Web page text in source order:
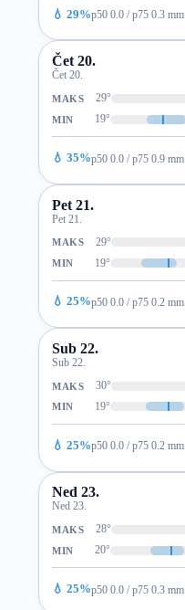
💧 29%p50 0.0 / p75 0.3 mm
Čet 20.
Čet 20.
MAKS 29°
MIN 19°
💧 35%p50 0.0 / p75 0.9 mm
Pet 21.
Pet 21.
MAKS 29°
MIN 19°
💧 25%p50 0.0 / p75 0.2 mm
Sub 22.
Sub 22.
MAKS 30°
MIN 19°
💧 25%p50 0.0 / p75 0.2 mm
Ned 23.
Ned 23.
MAKS 28°
MIN 20°
💧 25%p50 0.0 / p75 0.3 mm